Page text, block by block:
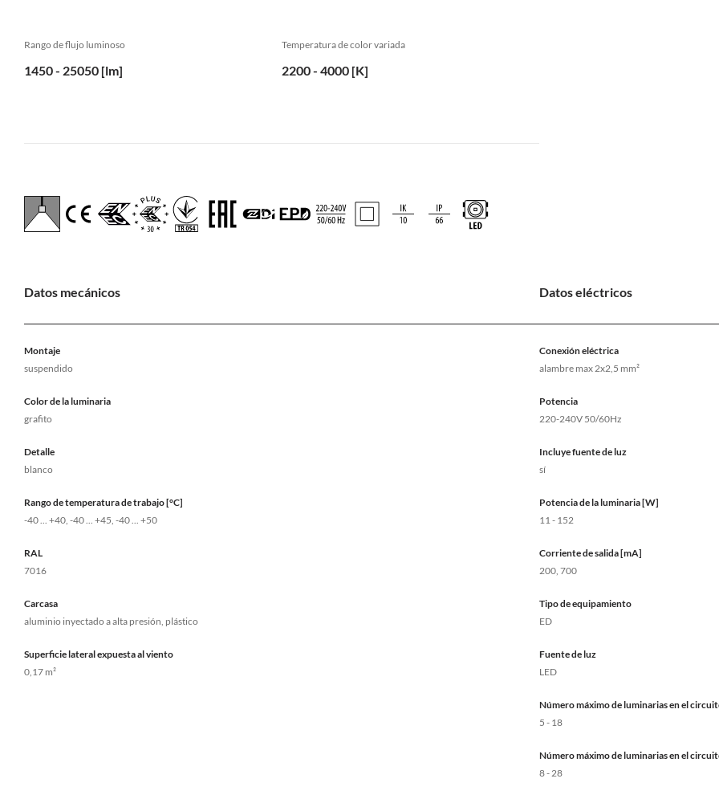
Rango de flujo luminoso
1450 - 25050 [lm]
Temperatura de color variada
2200 - 4000 [K]
Datos mecánicos
Montaje
suspendido
Color de la luminaria
grafito
Detalle
blanco
Rango de temperatura de trabajo [°C]
-40 ... +40, -40 ... +45, -40 ... +50
RAL
7016
Carcasa
aluminio inyectado a alta presión, plástico
Superficie lateral expuesta al viento
0,17 m²
Datos eléctricos
Conexión eléctrica
alambre max 2x2,5 mm²
Potencia
220-240V 50/60Hz
Incluye fuente de luz
sí
Potencia de la luminaria [W]
11 - 152
Corriente de salida [mA]
200, 700
Tipo de equipamiento
ED
Fuente de luz
LED
Número máximo de luminarias en el
5 - 18
Número máximo de luminarias en el
8 - 28